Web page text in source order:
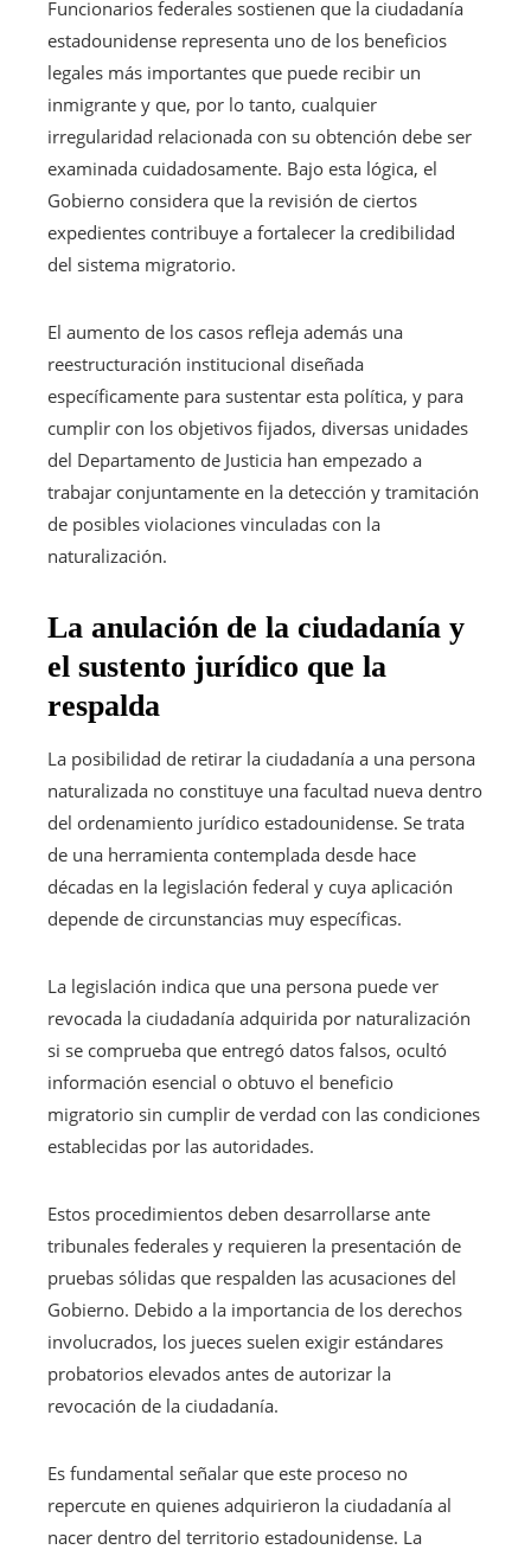
Funcionarios federales sostienen que la ciudadanía
estadounidense representa uno de los beneficios
legales más importantes que puede recibir un
inmigrante y que, por lo tanto, cualquier
irregularidad relacionada con su obtención debe ser
examinada cuidadosamente. Bajo esta lógica, el
Gobierno considera que la revisión de ciertos
expedientes contribuye a fortalecer la credibilidad
del sistema migratorio.
El aumento de los casos refleja además una
reestructuración institucional diseñada
específicamente para sustentar esta política, y para
cumplir con los objetivos fijados, diversas unidades
del Departamento de Justicia han empezado a
trabajar conjuntamente en la detección y tramitación
de posibles violaciones vinculadas con la
naturalización.
La anulación de la ciudadanía y
el sustento jurídico que la
respalda
La posibilidad de retirar la ciudadanía a una persona
naturalizada no constituye una facultad nueva dentro
del ordenamiento jurídico estadounidense. Se trata
de una herramienta contemplada desde hace
décadas en la legislación federal y cuya aplicación
depende de circunstancias muy específicas.
La legislación indica que una persona puede ver
revocada la ciudadanía adquirida por naturalización
si se comprueba que entregó datos falsos, ocultó
información esencial o obtuvo el beneficio
migratorio sin cumplir de verdad con las condiciones
establecidas por las autoridades.
Estos procedimientos deben desarrollarse ante
tribunales federales y requieren la presentación de
pruebas sólidas que respalden las acusaciones del
Gobierno. Debido a la importancia de los derechos
involucrados, los jueces suelen exigir estándares
probatorios elevados antes de autorizar la
revocación de la ciudadanía.
Es fundamental señalar que este proceso no
repercute en quienes adquirieron la ciudadanía al
nacer dentro del territorio estadounidense. La